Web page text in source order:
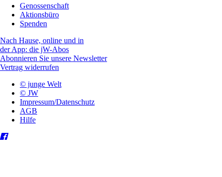
Genossenschaft
Aktionsbüro
Spenden
Nach Hause, online und in
der App: die jW-Abos
Abonnieren Sie unsere Newsletter
Vertrag widerrufen
© junge Welt
© JW
Impressum/Datenschutz
AGB
Hilfe